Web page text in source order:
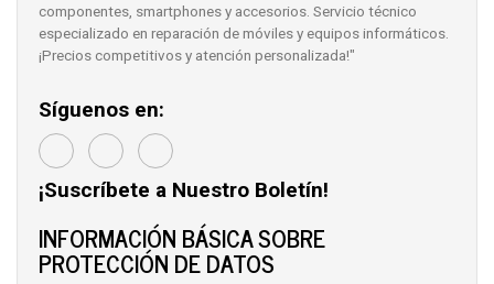
componentes, smartphones y accesorios. Servicio técnico
especializado en reparación de móviles y equipos informáticos.
¡Precios competitivos y atención personalizada!"
Síguenos en:
¡Suscríbete a Nuestro Boletín!
INFORMACIÓN BÁSICA SOBRE
PROTECCIÓN DE DATOS